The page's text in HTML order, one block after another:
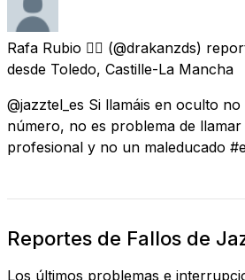
Rafa Rubio 👨‍⚕️ (@drakanzds)
desde Toledo, Castille-La Mancha
@jazztel_es Si llamáis en oculto
número, no es problema de
profesional y no un maleducado
Reportes de Fallos de
Los últimos problemas e